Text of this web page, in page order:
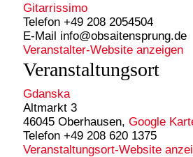
Veranstaltungsort
Gdanska
Altmarkt 3
46045 Oberhausen, Google
Telefon +49 208 620 1375
Veranstaltungsort-Website
Gitarrissimo
Telefon+49 208 2054504
E-Mail info@obsaitensprung.de
Veranstalter-Website anzeigen